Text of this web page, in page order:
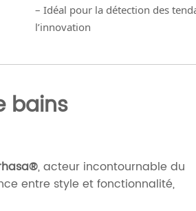
– Idéal pour la détection des
l’innovation
bains
, acteur incontournable du
entre style et fonctionnalité,